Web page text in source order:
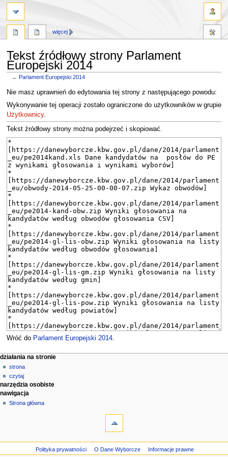
Tekst źródłowy strony Parlament
Europejski 2014
←Parlament Europejski 2014
Przejdź
do
nawigacji
Przejdź
do
wyszukiwania
Nie masz uprawnień do edytowania tej strony z następującego powodu:
Wykonywanie tej operacji zostało ograniczone do użytkowników w grupie
Użytkownicy.
Tekst źródłowy strony można podejrzeć i skopiować.
Wróć do Parlament Europejski 2014.
M
e
n
u
n
działania na stronie
strona
czytaj
więcej
narzędzia osobiste
nawigacja
Strona główna
Polityka prywatności O Dane Wyborcze Informacje prawne